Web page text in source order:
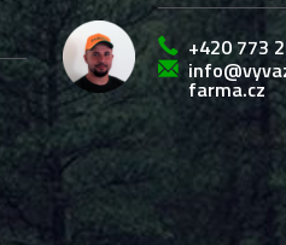
+420 773
farma.cz